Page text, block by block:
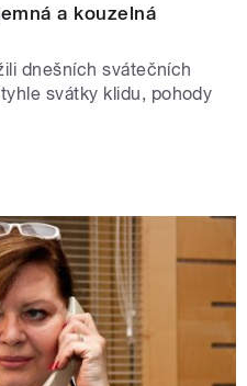
a kouzelná
dnešních svátečních
svátky klidu, pohody